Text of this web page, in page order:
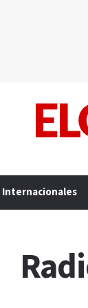
Internacionales